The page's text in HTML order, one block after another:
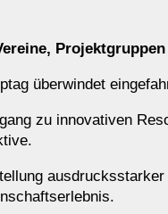
überwindet
zu innovativen